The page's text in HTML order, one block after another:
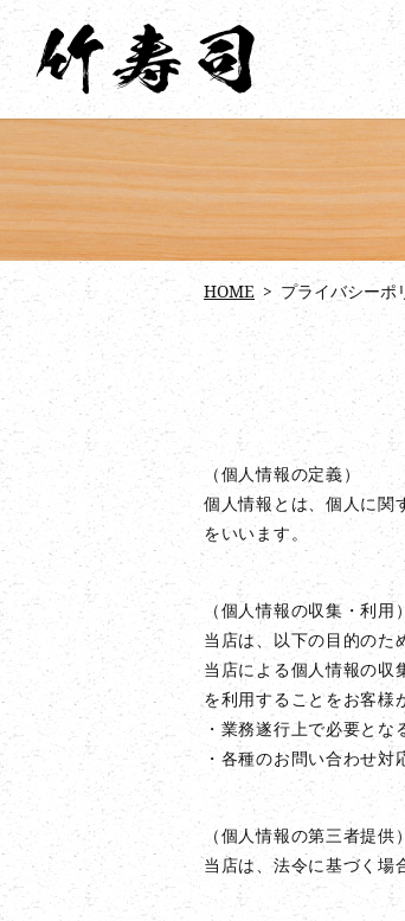
HOME プライバシーポ
（個人情報の定義）
個人情報とは、個人に関
をいいます。
（個人情報の収集・利用）
当店は、以下の目的のた
当店による個人情報の収
を利用することをお客様
・業務遂行上で必要と
・各種のお問い合わせ対
（個人情報の第三者提供
当店は、法令に基づく場